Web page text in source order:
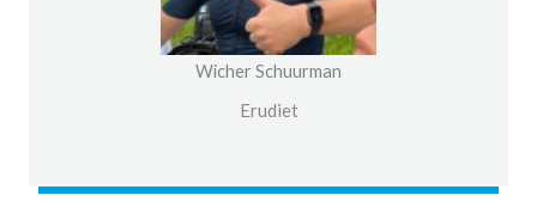
Wicher Schuurman
Erudiet